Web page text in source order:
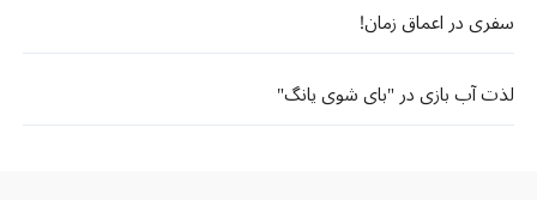
سفری در اعماق زمان!
لذت آب بازی در "بای شوی یانگ"